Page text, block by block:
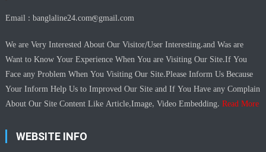
Email :banglaline24.com@gmail.com
We are Very Interested About Our Visitor/User Interesting.and Was are
Want to Know Your Experience When You are Visiting Our Site.If You
Face any Problem When You Visiting Our Site.Please Inform Us Because
Your Inform Help Us to Improved Our Site and If You Have any Complain
About Our Site Content Like Article,Image, Video Embedding.Read More
WEBSITE INFO